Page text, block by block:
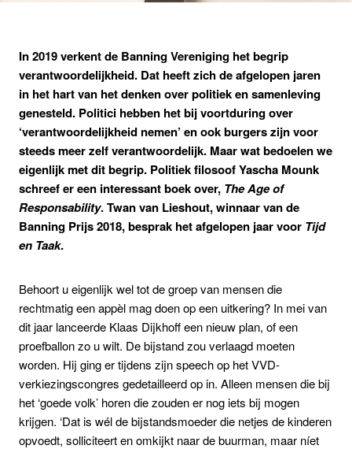
In 2019 verkent de Banning Vereniging het begrip
verantwoordelijkheid. Dat heeft zich de afgelopen jaren
in het hart van het denken over politiek en samenleving
genesteld. Politici hebben het bij voortduring over
‘verantwoordelijkheid nemen’ en ook burgers zijn voor
steeds meer zelf verantwoordelijk. Maar wat bedoelen we
eigenlijk met dit begrip. Politiek filosoof Yascha Mounk
schreef er een interessant boek over, The Age of
Responsability. Twan van Lieshout, winnaar van de
Banning Prijs 2018, besprak het afgelopen jaar voor Tijd
en Taak.
Behoort u eigenlijk wel tot de groep van mensen die
rechtmatig een appèl mag doen op een uitkering? In mei van
dit jaar lanceerde Klaas Dijkhoff een nieuw plan, of een
proefballon zo u wilt. De bijstand zou verlaagd moeten
worden. Hij ging er tijdens zijn speech op het VVD-
verkiezingscongres gedetailleerd op in. Alleen mensen die bij
het ‘goede volk’ horen die zouden er nog iets bij mogen
krijgen. ‘Dat is wél de bijstandsmoeder die netjes de kinderen
opvoedt, solliciteert en omkijkt naar de buurman, maar níet